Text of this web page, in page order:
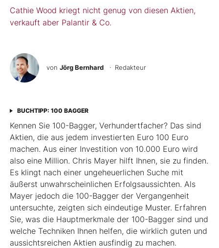
Cathie Wood kriegt nicht genug von diesen Aktien,
verkauft aber Palantir & Co.
von Jörg Bernhard · Redakteur
BUCHTIPP: 100 BAGGER
Kennen Sie 100-Bagger, Verhundertfacher? Das sind
Aktien, die aus jedem investierten Euro 100 Euro
machen. Aus einer Investition von 10.000 Euro wird
also eine Million. Chris Mayer hilft Ihnen, sie zu finden.
Es klingt nach einer ungeheuerlichen Suche mit
äußerst unwahrscheinlichen Erfolgsaussichten. Als
Mayer jedoch die 100-Bagger der Vergangenheit
untersuchte, zeigten sich eindeutige Muster. Erfahren
Sie, was die Hauptmerkmale der 100-Bagger sind und
welche Techniken Ihnen helfen, die wirklich guten und
aussichtsreichen Aktien ausfindig zu machen.